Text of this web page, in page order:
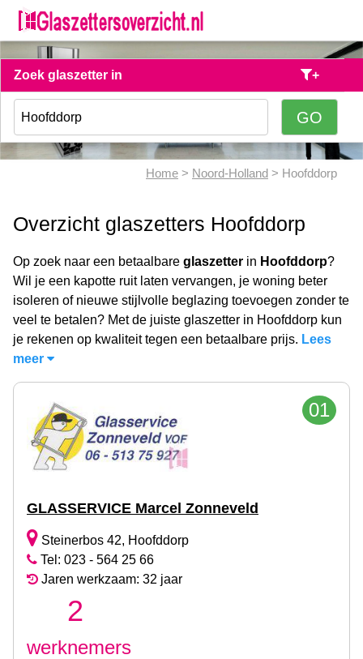
Zoek glaszetter in +
Home > Noord-Holland > Hoofddorp
Overzicht glaszetters Hoofddorp
Op zoek naar een betaalbare glaszetter in Hoofddorp?
Wil je een kapotte ruit laten vervangen, je woning beter
isoleren of nieuwe stijlvolle beglazing toevoegen zonder te
veel te betalen? Met de juiste glaszetter in Hoofddorp kun
je rekenen op kwaliteit tegen een betaalbare prijs. Lees
meer
01
GLASSERVICE Marcel Zonneveld
Steinerbos 42, Hoofddorp
Tel: 023 - 564 25 66
Jaren werkzaam: 32 jaar
2
werknemers